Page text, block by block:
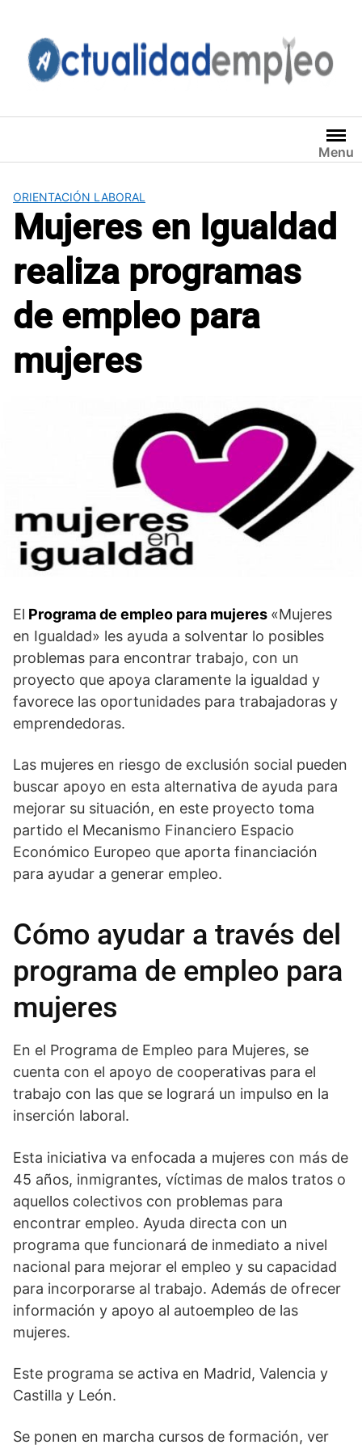
contenido
Menu
ORIENTACIÓN LABORAL
Mujeres en Igualdad
realiza programas
de empleo para
mujeres
El Programa de empleo para mujeres «Mujeres
en Igualdad» les ayuda a solventar lo posibles
problemas para encontrar trabajo, con un
proyecto que apoya claramente la igualdad y
favorece las oportunidades para trabajadoras y
emprendedoras.
Las mujeres en riesgo de exclusión social pueden
buscar apoyo en esta alternativa de ayuda para
mejorar su situación, en este proyecto toma
partido el Mecanismo Financiero Espacio
Económico Europeo que aporta financiación
para ayudar a generar empleo.
Cómo ayudar a través del
programa de empleo para
mujeres
En el Programa de Empleo para Mujeres, se
cuenta con el apoyo de cooperativas para el
trabajo con las que se logrará un impulso en la
inserción laboral.
Esta iniciativa va enfocada a mujeres con más de
45 años, inmigrantes, víctimas de malos tratos o
aquellos colectivos con problemas para
encontrar empleo. Ayuda directa con un
programa que funcionará de inmediato a nivel
nacional para mejorar el empleo y su capacidad
para incorporarse al trabajo. Además de ofrecer
información y apoyo al autoempleo de las
mujeres.
Este programa se activa en Madrid, Valencia y
Castilla y León.
Se ponen en marcha cursos de formación, ver